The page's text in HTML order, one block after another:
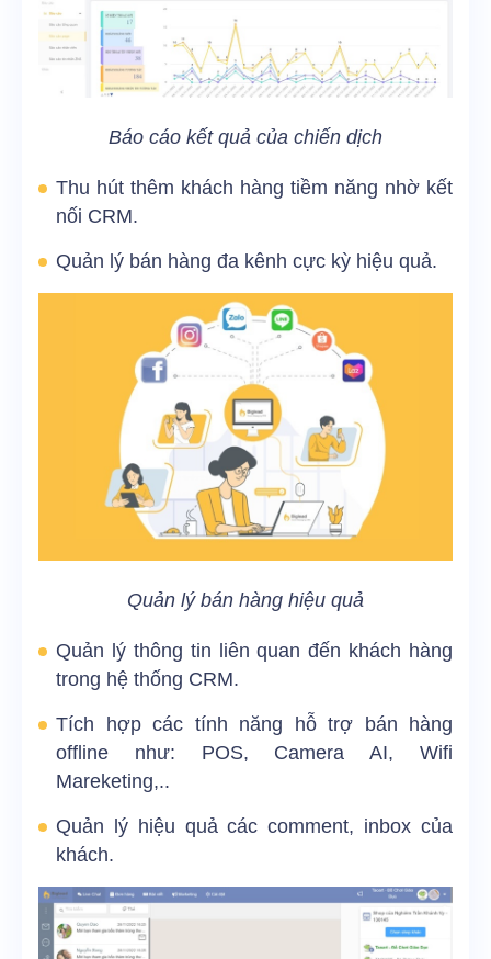
Báo cáo kết quả của chiến dịch
Thu hút thêm khách hàng tiềm năng nhờ kết
nối CRM.
Quản lý bán hàng đa kênh cực kỳ hiệu quả.
Quản lý bán hàng hiệu quả
Quản lý thông tin liên quan đến khách hàng
trong hệ thống CRM.
Tích hợp các tính năng hỗ trợ bán hàng
offline như: POS, Camera AI, Wifi
Mareketing,..
Quản lý hiệu quả các comment, inbox của
khách.